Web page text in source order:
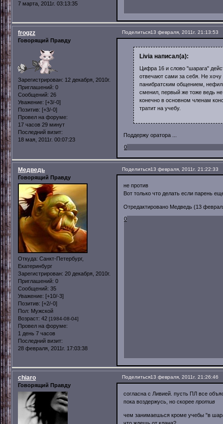
7 марта, 2011г. 03:13:35
Поделиться13 февраля, 2011г. 21:13:53
frogzz
Говорящий Правду
Зарегистрирован: 12 декабря, 2010г.
Приглашений: 0
Сообщений: 26
Уважение: [+3/-0]
Позитив: [+3/-0]
Провел на форуме:
17 часов 29 минут
Последний визит:
18 мая, 2011г. 00:07:23
Livia написал(а):
Цифра 16 и слово "шарага"
отвечают сами за себя. Не хочу
панибратским общением,
сменил, первый же тоже ведь
конечно в основном членам
тратит на учебу.
Поддержу оратора ...
0
Поделиться13 февраля, 2011г. 21:22:33
Медведь
Говорящий Правду
Откуда: Санкт-Петербург,
Екатеринбург
Зарегистрирован: 20 декабря, 2010г.
Приглашений: 0
Сообщений: 35
Уважение: [+10/-3]
Позитив: [+2/-0]
Пол: Мужской
Возраст: 42 [1984-08-04]
Провел на форуме:
1 день 7 часов
Последний визит:
28 февраля, 2011г. 17:03:38
не против
Вот только что делать если парень
Отредактировано Медведь (13
0
Поделиться13 февраля, 2011г. 21:26:46
chiaro
Говорящий Правду
согласна с Ливией. пусть ПЛ все
пока воздержусь, но скорее против
чем занимаешься кроме учебы "в